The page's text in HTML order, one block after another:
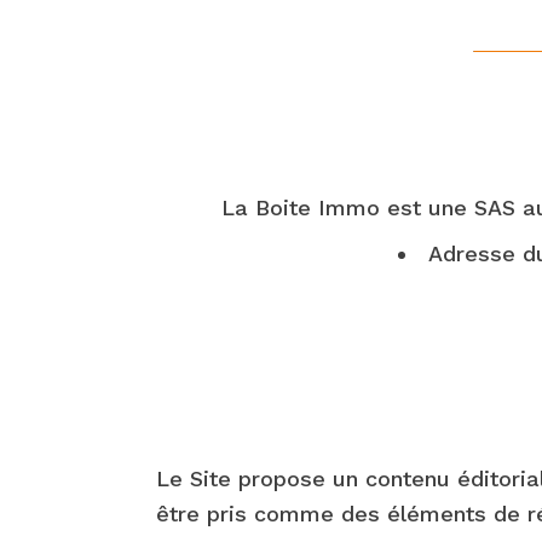
La Boite Immo est une SAS
Adresse
Le Site propose un contenu
être pris comme des éléments de